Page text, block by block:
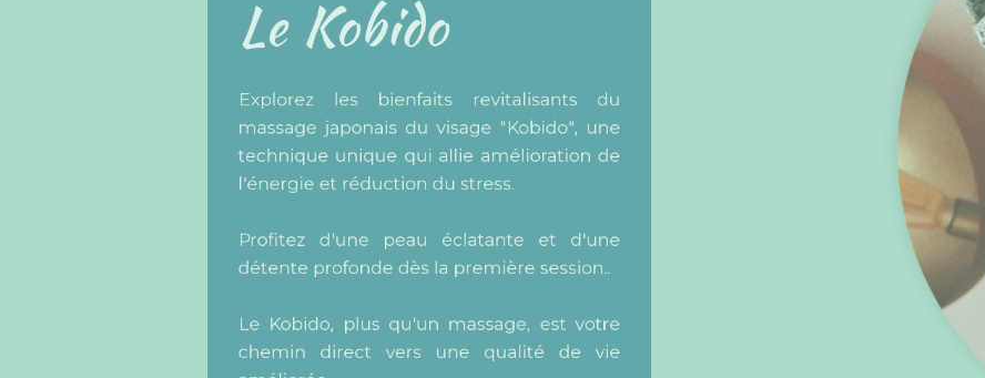
Explorez les bienfaits revitalisants du
massage japonais du visage "Kobido", une
technique unique qui allie amélioration de
l'énergie et réduction du stress.
Profitez d'une peau éclatante et d'une
détente profonde dès la première session..
Le Kobido, plus qu'un massage, est votre